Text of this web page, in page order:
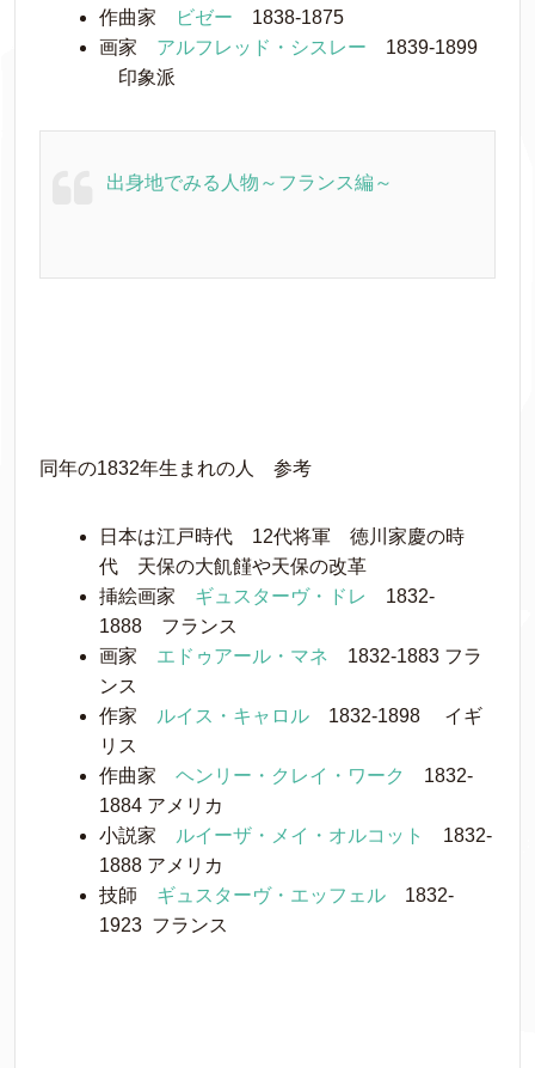
作曲家
ビゼー 1838-1875
画家 アルフレッド・シスレー 1839-1899
印象派
出身地でみる人物～フランス編～
同年の1832年生まれの人 参考
日本は江戸時代 12代将軍 徳川家慶の時
代 天保の大飢饉や天保の改革
挿絵画家 ギュスターヴ・ドレ
1832-
1888 フランス
画家 エドゥアール・マネ 1832-1883 フラ
ンス
作家
ルイス・キャロル 1832-1898 イギ
リス
作曲家 ヘンリー・クレイ・ワーク
1832-
1884 アメリカ
小説家
ルイーザ・メイ・オルコット
1832-
1888 アメリカ
技師 ギュスターヴ・エッフェル 1832-
1923 フランス